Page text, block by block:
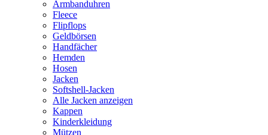
Armbanduhren
Fleece
Flipflops
Geldbörsen
Handfächer
Hemden
Hosen
Jacken
Softshell-Jacken
Alle Jacken anzeigen
Kappen
Kinderkleidung
Mützen